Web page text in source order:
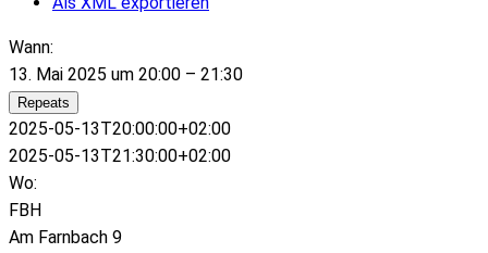
Wann:
13. Mai 2025 um 20:00 – 21:30
Repeats
2025-05-13T20:00:00+02:00
2025-05-13T21:30:00+02:00
Wo:
FBH
Am Farnbach 9